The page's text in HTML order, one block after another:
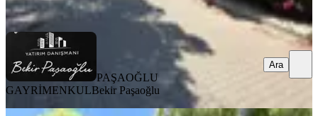
Ara
PAŞAOĞLU
GAYRİMENKULBekir Paşaoğlu
Ara